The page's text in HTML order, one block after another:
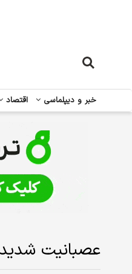
خبر و دیپلماسی اقتصاد
عصبانیت شدید